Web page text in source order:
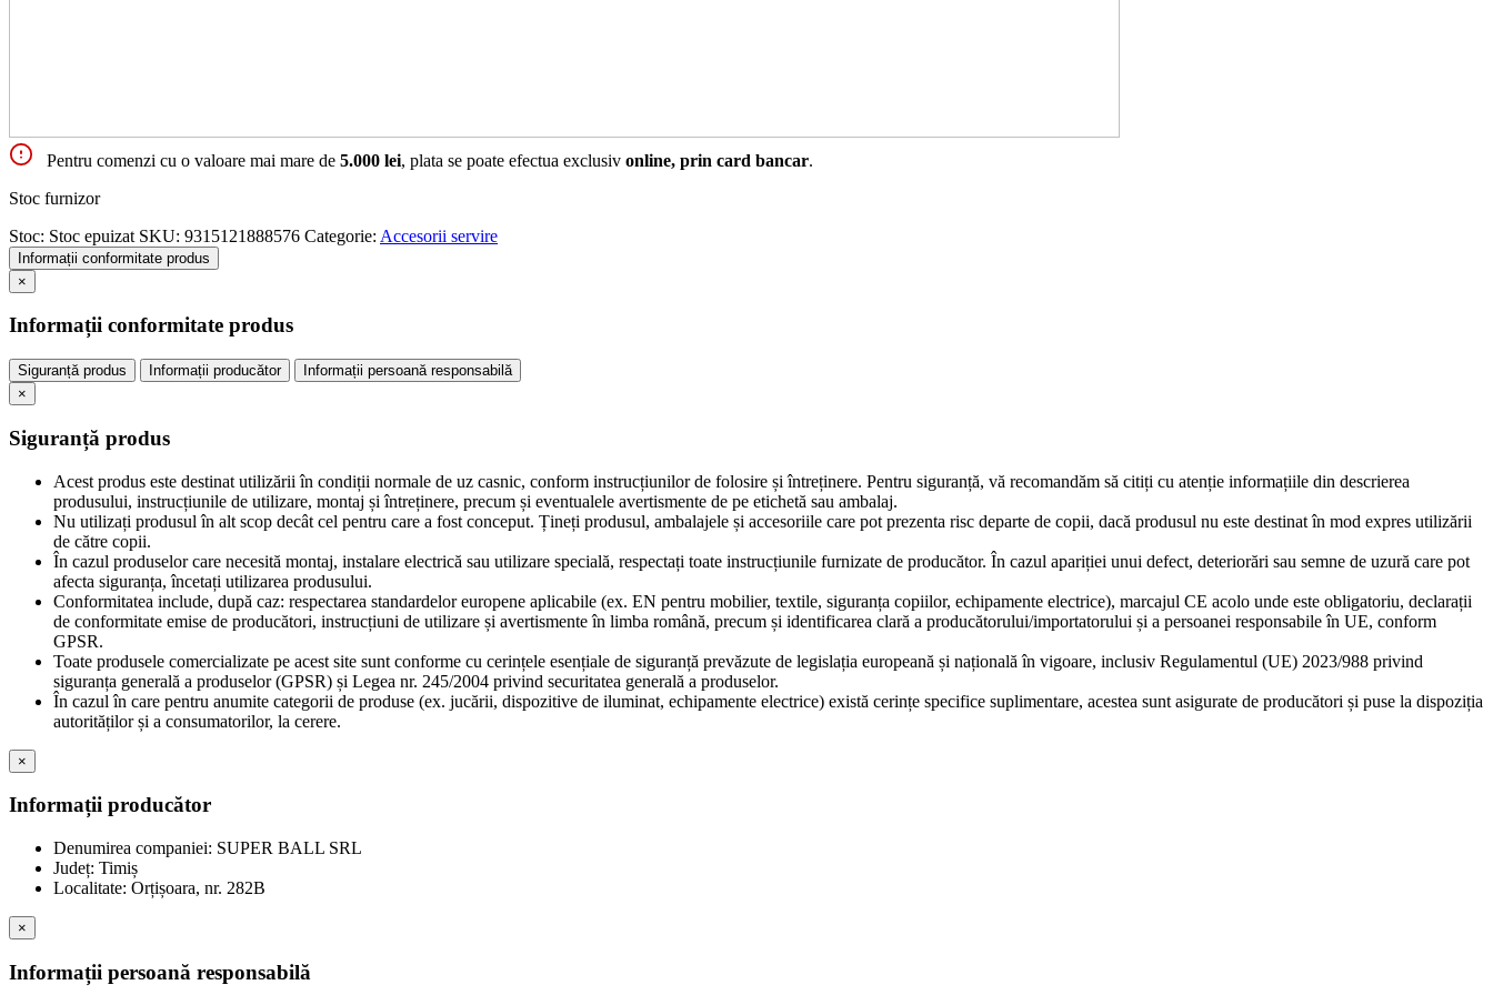
Pentru comenzi cu o valoare mai mare de 5.000 lei, plata se poate efectua exclusiv online, prin card bancar.
Stoc furnizor
Stoc: Stoc epuizat SKU: 9315121888576 Categorie: Accesorii servire
Informații conformitate produs
×
Informații conformitate produs
Siguranță produs Informații producător
Informații persoană responsabilă
×
Siguranță produs
Acest produs este destinat utilizării în condiții normale de uz casnic, conform instrucțiunilor de folosire și întreținere. Pentru siguranță, vă recomandăm să citiți cu atenție informațiile din descrierea
produsului, instrucțiunile de utilizare, montaj și întreținere, precum și eventualele avertismente de pe etichetă sau ambalaj.
Nu utilizați produsul în alt scop decât cel pentru care a fost conceput. Țineți produsul, ambalajele și accesoriile care pot prezenta risc departe de copii, dacă produsul nu este destinat în mod expres utilizării
de către copii.
În cazul produselor care necesită montaj, instalare electrică sau utilizare specială, respectați toate instrucțiunile furnizate de producător. În cazul apariției unui defect, deteriorări sau semne de uzură care pot
afecta siguranța, încetați utilizarea produsului.
Conformitatea include, după caz: respectarea standardelor europene aplicabile (ex. EN pentru mobilier, textile, siguranța copiilor, echipamente electrice), marcajul CE acolo unde este obligatoriu, declarații
de conformitate emise de producători, instrucțiuni de utilizare și avertismente în limba română, precum și identificarea clară a producătorului/importatorului și a persoanei responsabile în UE, conform
GPSR.
Toate produsele comercializate pe acest site sunt conforme cu cerințele esențiale de siguranță prevăzute de legislația europeană și națională în vigoare, inclusiv Regulamentul (UE) 2023/988 privind
siguranța generală a produselor (GPSR) și Legea nr. 245/2004 privind securitatea generală a produselor.
În cazul în care pentru anumite categorii de produse (ex. jucării, dispozitive de iluminat, echipamente electrice) există cerințe specifice suplimentare, acestea sunt asigurate de producători și puse la dispoziția
autorităților și a consumatorilor, la cerere.
×
Informații producător
Denumirea companiei: SUPER BALL SRL
Județ: Timiș
Localitate: Orțișoara, nr. 282B
×
Informații persoană responsabilă